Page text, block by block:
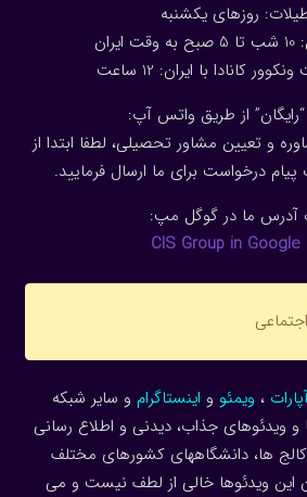
روزهای یکشنبه
کانادا با ایران: 1 2 ساعت
از طریق واتس آپ:
و تعیین مشاور تحصیلی، لطفا ابتدا از
درخواست برای ما ارسال فرمایید.
آدرس ما در گوگل مپ:
CIS Group in Google
، ویمئو و اینستاگرام و سایر شبکه
و ویدئوهای جذاب، دیدنی و اطلاع رسانی
کالج ها، دانشگاههای کشورهای مختلف
این ویدئوها خالی از لطف نیست و می